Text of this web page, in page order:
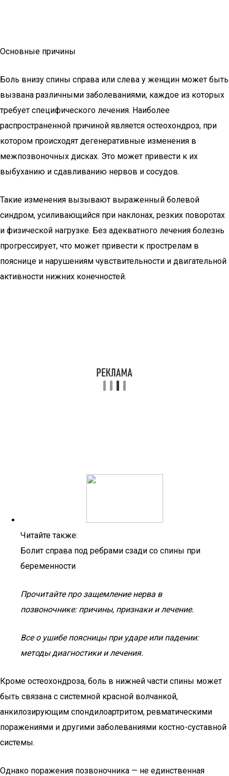
Основные причины
Боль внизу спины справа или слева у женщин может быть
вызвана различными заболеваниями, каждое из которых
требует специфического лечения. Наиболее
распространенной причиной является остеохондроз, при
котором происходят дегенеративные изменения в
межпозвоночных дисках. Это может привести к их
выбуханию и сдавливанию нервов и сосудов.
Такие изменения вызывают выраженный болевой
синдром, усиливающийся при наклонах, резких поворотах
и физической нагрузке. Без адекватного лечения болезнь
прогрессирует, что может привести к прострелам в
пояснице и нарушениям чувствительности и двигательной
активности нижних конечностей.
Читайте также:
Болит справа под ребрами сзади со спины при
беременности
Прочитайте про защемление нерва в
позвоночнике: причины, признаки и лечение.
Все о ушибе поясницы при ударе или падении:
методы диагностики и лечения.
Кроме остеохондроза, боль в нижней части спины может
быть связана с системной красной волчанкой,
анкилозирующим спондилоартритом, ревматическими
поражениями и другими заболеваниями костно-суставной
системы.
Однако поражения позвоночника — не единственная